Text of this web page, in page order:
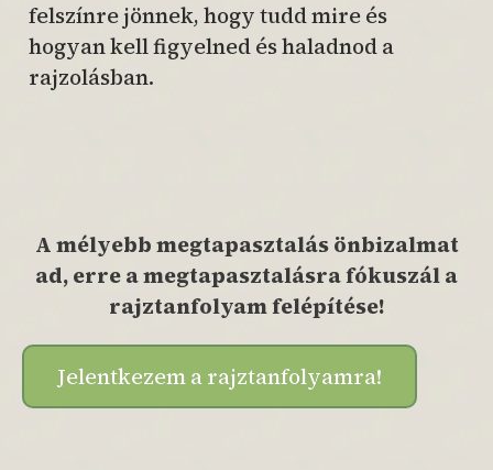
felszínre jönnek, hogy tudd mire és
hogyan kell figyelned és haladnod a
rajzolásban.
A mélyebb megtapasztalás önbizalmat
ad, erre a megtapasztalásra fókuszál a
rajztanfolyam felépítése!
Jelentkezem a rajztanfolyamra!